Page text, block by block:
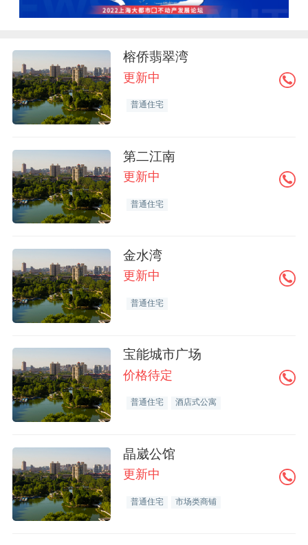
榕侨翡翠湾
更新中
普通住宅
第二江南
更新中
普通住宅
金水湾
更新中
普通住宅
宝能城市广场
价格待定
普通住宅 酒店式公寓
晶崴公馆
更新中
普通住宅 市场类商铺